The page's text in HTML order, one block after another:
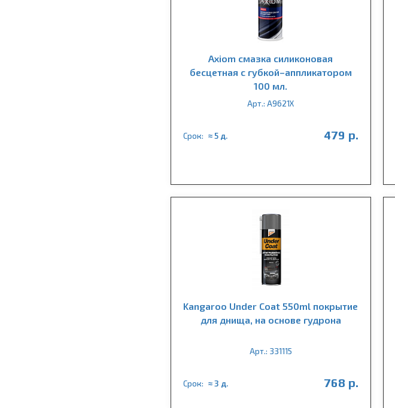
Axiom смазка силиконовая
бесцетная с губкой–аппликатором
100 мл.
Арт.: A9621X
Срок: ≈ 5 д. 479 р.
Kangaroo Under Coat 550ml покрытие
для днища, на основе гудрона
Арт.: 331115
Срок: ≈ 3 д. 768 р.